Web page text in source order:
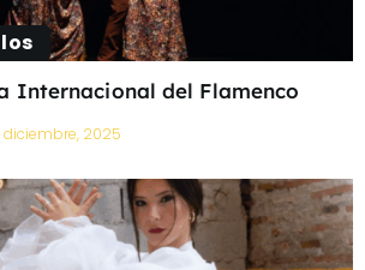
Internacional del Flamenco
diciembre, 2025